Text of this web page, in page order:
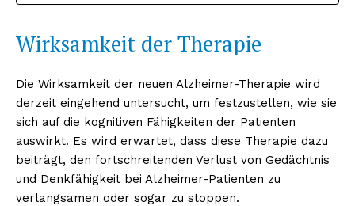
Wirksamkeit der Therapie
Die Wirksamkeit der neuen Alzheimer-Therapie wird
derzeit eingehend untersucht, um festzustellen, wie sie
sich auf die kognitiven Fähigkeiten der Patienten
auswirkt. Es wird erwartet, dass diese Therapie dazu
beiträgt, den fortschreitenden Verlust von Gedächtnis
und Denkfähigkeit bei Alzheimer-Patienten zu
verlangsamen oder sogar zu stoppen.